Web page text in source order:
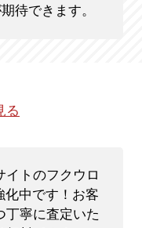
待できます。
る
イトのフクウロ
中です！ お客
丁寧に査定いた